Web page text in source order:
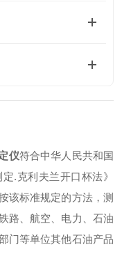
仪符合中华人民共和国
.克利夫兰开口杯法》
该标准规定的方法，测
路、航空、电力、石油
门等单位其他石油产品